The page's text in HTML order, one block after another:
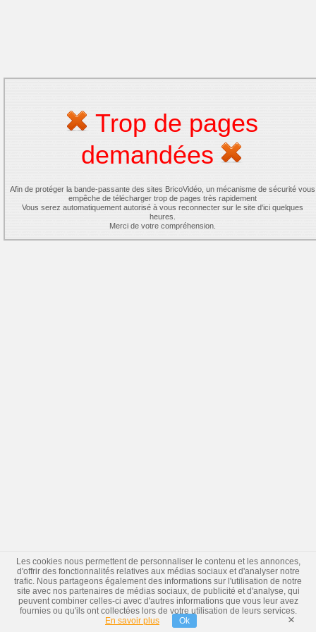
Trop de pages
demandées
Afin de protéger la bande-passante des sites BricoVidéo, un mécanisme de sécurité vous
empêche de télécharger trop de pages très rapidement
Vous serez automatiquement autorisé à vous reconnecter sur le site d'ici quelques
heures.
Merci de votre compréhension.
Les cookies nous permettent de personnaliser le contenu et les annonces,
d'offrir des fonctionnalités relatives aux médias sociaux et d'analyser notre
trafic. Nous partageons également des informations sur l'utilisation de notre
site avec nos partenaires de médias sociaux, de publicité et d'analyse, qui
peuvent combiner celles-ci avec d'autres informations que vous leur avez
fournies ou qu'ils ont collectées lors de votre utilisation de leurs services.
En savoir plus
Ok ×